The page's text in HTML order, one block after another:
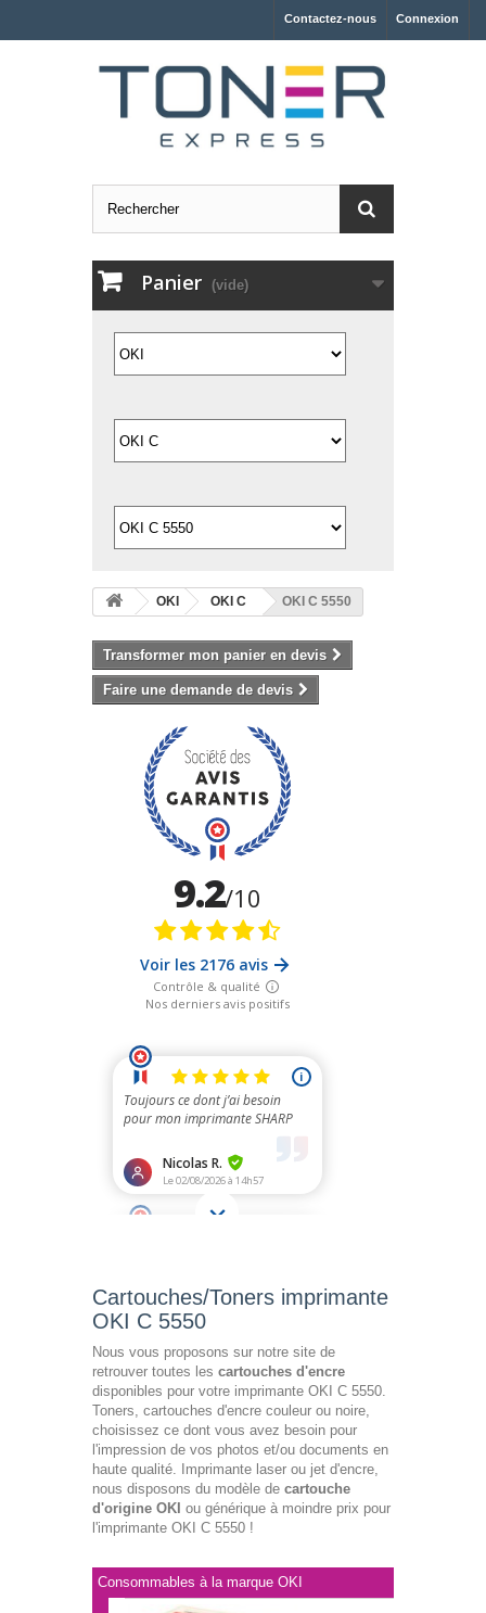
Connexion
Contactez-nous
Panier (vide)
OKI OKI C OKI C 5550
Transformer mon panier en devis
Faire une demande de devis
Cartouches/Toners imprimante
OKI C 5550
Nous vous proposons sur notre site de
retrouver toutes les cartouches d'encre
disponibles pour votre imprimante OKI C 5550.
Toners, cartouches d'encre couleur ou noire,
choisissez ce dont vous avez besoin pour
l'impression de vos photos et/ou documents en
haute qualité. Imprimante laser ou jet d'encre,
nous disposons du modèle de cartouche
d'origine OKI ou générique à moindre prix pour
l'imprimante OKI C 5550 !
Consommables à la marque OKI